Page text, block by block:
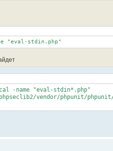
"eval-stdin.php"
-name "eval-stdin*.php"
vendor/phpunit/